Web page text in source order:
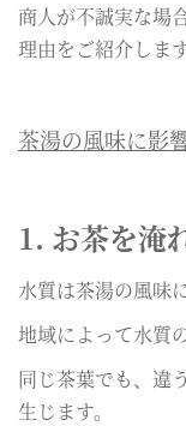
商人が不誠実な場
理由をご紹介します
茶湯の風味に影
1. お茶を淹
水質は茶湯の風味
地域によって水質
同じ茶葉でも、違
生じます。